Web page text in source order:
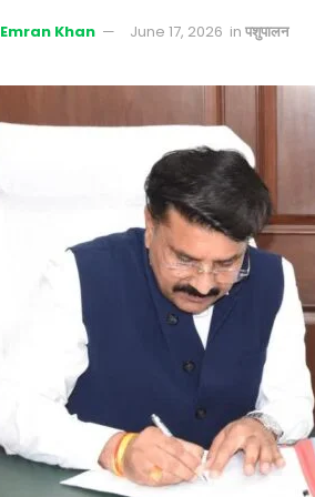
Emran Khan June 17, 2026 in पशुपालन